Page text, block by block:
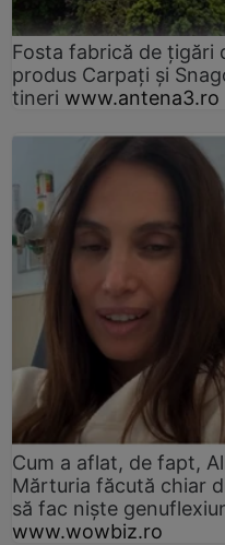
Fosta fabrică de țigări
produs Carpați și
tineri www.antena3.ro
Cum a aflat, de fapt,
Mărturia făcută chiar
să fac niște
www.wowbiz.ro